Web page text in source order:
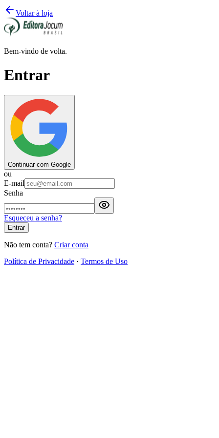
Voltar à loja
Bem-vindo de volta.
Entrar
Continuar com Google
ou
E-mail
Senha
Esqueceu a senha?
Entrar
Não tem conta? Criar conta
Política de Privacidade · Termos de Uso